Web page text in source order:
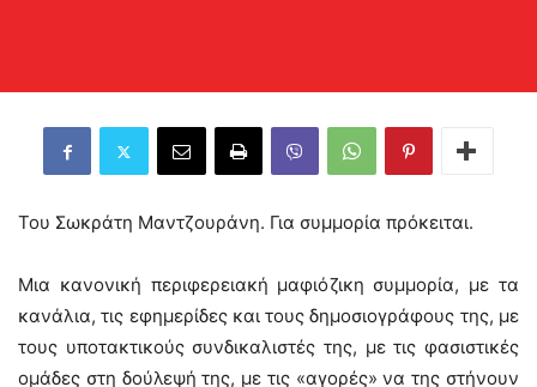
Του Σωκράτη Μαντζουράνη. Για συμμορία πρόκειται.
Μια κανονική περιφερειακή μαφιόζικη συμμορία, με τα
κανάλια, τις εφημερίδες και τους δημοσιογράφους της, με
τους υποτακτικούς συνδικαλιστές της, με τις φασιστικές
ομάδες στη δούλεψή της, με τις «αγορές» να της στήνουν